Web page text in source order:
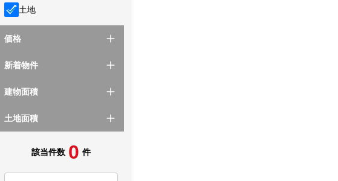
土地
価格
新着物件
建物面積
土地面積
該当件数 0 件